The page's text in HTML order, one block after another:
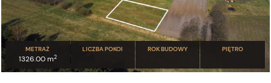
METRAŻ
1326.00 m2
LICZBA POKOI ROK BUDOWY PIĘTRO